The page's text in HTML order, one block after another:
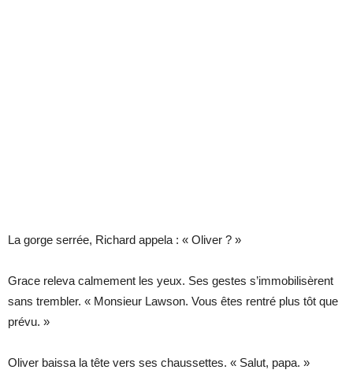
La gorge serrée, Richard appela : « Oliver ? »
Grace releva calmement les yeux. Ses gestes s’immobilisèrent
sans trembler. « Monsieur Lawson. Vous êtes rentré plus tôt que
prévu. »
Oliver baissa la tête vers ses chaussettes. « Salut, papa. »